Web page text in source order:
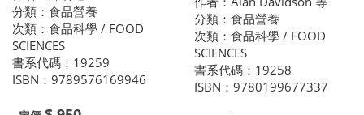
分類：食品營養
次類：食品科學 / FOOD
SCIENCES
書系代碼：19259
ISBN：9789576169946
分類：食品營養
次類：食品科學 / FOOD
SCIENCES
書系代碼：19258
ISBN：9780199677337